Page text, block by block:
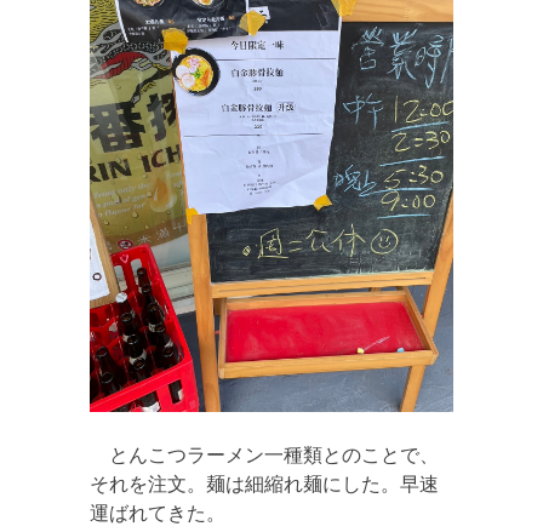
とんこつラーメン一種類とのことで、
それを注文。麺は細縮れ麺にした。早速
運ばれてきた。